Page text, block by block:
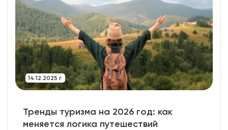
14.12.2025 г.
Тренды туризма на 2026 год: как
меняется логика путешествий